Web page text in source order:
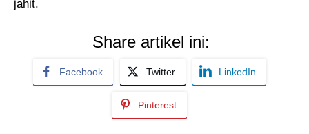
jahit.
Share artikel ini:
Facebook Twitter LinkedIn
Pinterest